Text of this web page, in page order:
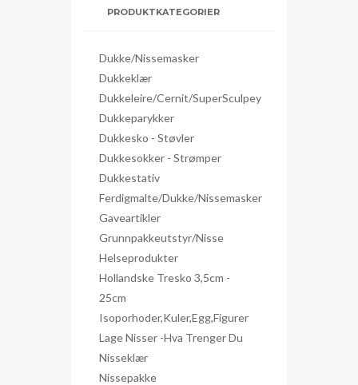
PRODUKTKATEGORIER
Dukke/nissemasker
Dukkeklær
Dukkeleire/Cernit/SuperSculpey
Dukkeparykker
Dukkesko - Støvler
Dukkesokker - Strømper
Dukkestativ
Ferdigmalte/dukke/nissemasker
Gaveartikler
Grunnpakkeutstyr/nisse
Helseprodukter
Hollandske Tresko 3,5cm -
25cm
Isoporhoder,kuler,egg,figurer
Lage Nisser -hva Trenger Du
Nisseklær
Nissepakke